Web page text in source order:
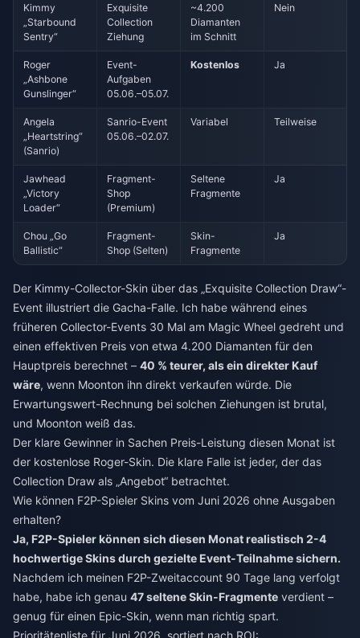
Kimmy
„Starbound
Sentry“
Exquisite
Collection
Ziehung
~4.200
Diamanten
im Schnitt
Nein
Roger
„Ashbone
Gunslinger“
Event-
Aufgaben
05.06.–05.07.
Kostenlos Ja
Angela
„Heartstring“
(Sanrio)
Sanrio-Event
05.06.–02.07.
Variabel Teilweise
Jawhead
„Victory
Loader“
Fragment-
Shop
(Premium)
Seltene
Fragmente
Ja
Chou „Go
Ballistic“
Fragment-
Shop (Selten)
Skin-
Fragmente
Ja
Der Kimmy-Collector-Skin über das „Exquisite Collection Draw“-
Event illustriert die Gacha-Falle. Ich habe während eines
früheren Collector-Events 30 Mal am Magic Wheel gedreht und
einen effektiven Preis von etwa 4.200 Diamanten für den
Hauptpreis berechnet – 40 % teurer, als ein direkter Kauf
wäre, wenn Moonton ihn direkt verkaufen würde. Die
Erwartungswert-Rechnung bei solchen Ziehungen ist brutal,
und Moonton weiß das.
Der klare Gewinner in Sachen Preis-Leistung diesen Monat ist
der kostenlose Roger-Skin. Die klare Falle ist jeder, der das
Collection Draw als „Angebot“ betrachtet.
Wie können F2P-Spieler Skins vom Juni 2026 ohne Ausgaben
erhalten?
Ja, F2P-Spieler können sich diesen Monat realistisch 2-4
hochwertige Skins durch gezielte Event-Teilnahme sichern.
Nachdem ich meinen F2P-Zweitaccount 90 Tage lang verfolgt
habe, habe ich genau 47 seltene Skin-Fragmente verdient –
genug für einen Epic-Skin, wenn man richtig spart.
Prioritätenliste für Juni 2026, sortiert nach ROI: